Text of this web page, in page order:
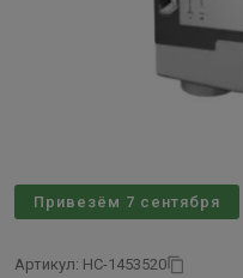
Привезём 7 сентября
Артикул: НС-1453520